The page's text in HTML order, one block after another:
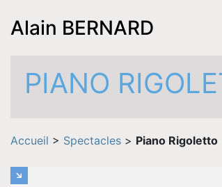
Alain BERNARD
PIANO
Accueil > Spectacles > Piano Rigoletto